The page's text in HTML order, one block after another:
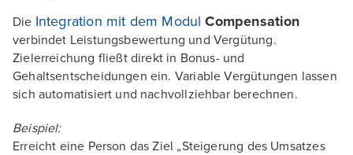
Die Integration mit dem ModulCompensation
verbindet Leistungsbewertung und Vergütung.
Zielerreichung fließt direkt in Bonus- und
Gehaltsentscheidungen ein. Variable Vergütungen lassen
sich automatisiert und nachvollziehbar berechnen.
Beispiel:
Erreicht eine Person das Ziel „Steigerung des Umsatzes